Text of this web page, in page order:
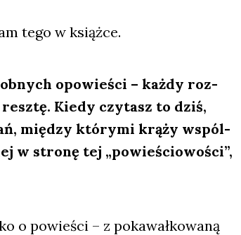
tego w książ­ce.
opo­wie­ści – każ­dy roz­
Kie­dy czy­tasz to dziś,
mię­dzy któ­ry­mi krą­ży wspól­
w stro­nę tej „powie­ścio­wo­ści”,
o powie­ści – z poka­wał­ko­wa­ną